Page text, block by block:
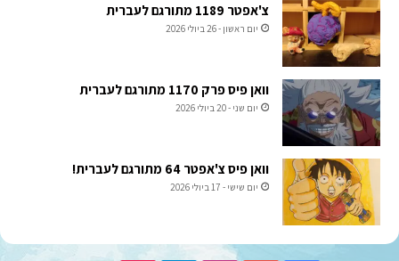
צ'אפטר 1189 מתורגם לעברית
יום ראשון - 26 ביולי 2026
וואן פיס פרק 1170 מתורגם לעברית
יום שני - 20 ביולי 2026
וואן פיס צ'אפטר 64 מתורגם לעברית!
יום שישי - 17 ביולי 2026